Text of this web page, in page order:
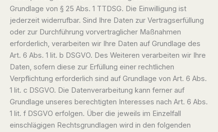
Grundlage von § 25 Abs. 1 TTDSG. Die Einwilligung ist
jederzeit widerrufbar. Sind Ihre Daten zur Vertragserfüllung
oder zur Durchführung vorvertraglicher Maßnahmen
erforderlich, verarbeiten wir Ihre Daten auf Grundlage des
Art. 6 Abs. 1 lit. b DSGVO. Des Weiteren verarbeiten wir Ihre
Daten, sofern diese zur Erfüllung einer rechtlichen
Verpflichtung erforderlich sind auf Grundlage von Art. 6 Abs.
1 lit. c DSGVO. Die Datenverarbeitung kann ferner auf
Grundlage unseres berechtigten Interesses nach Art. 6 Abs.
1 lit. f DSGVO erfolgen. Über die jeweils im Einzelfall
einschlägigen Rechtsgrundlagen wird in den folgenden